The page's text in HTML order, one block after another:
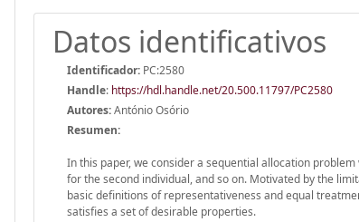
Datos identificativos
Identificador: PC:2580
Handle: https://hdl.handle.net/20.500.11797/PC2580
Autores:António Osório
Resumen:
In this paper, we consider a sequential allocation
for the second individual, and so on. Motivated by the
basic definitions of representativeness and equal
satisfies a set of desirable properties.